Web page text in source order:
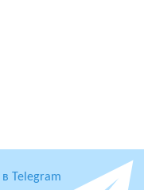
в Telegram